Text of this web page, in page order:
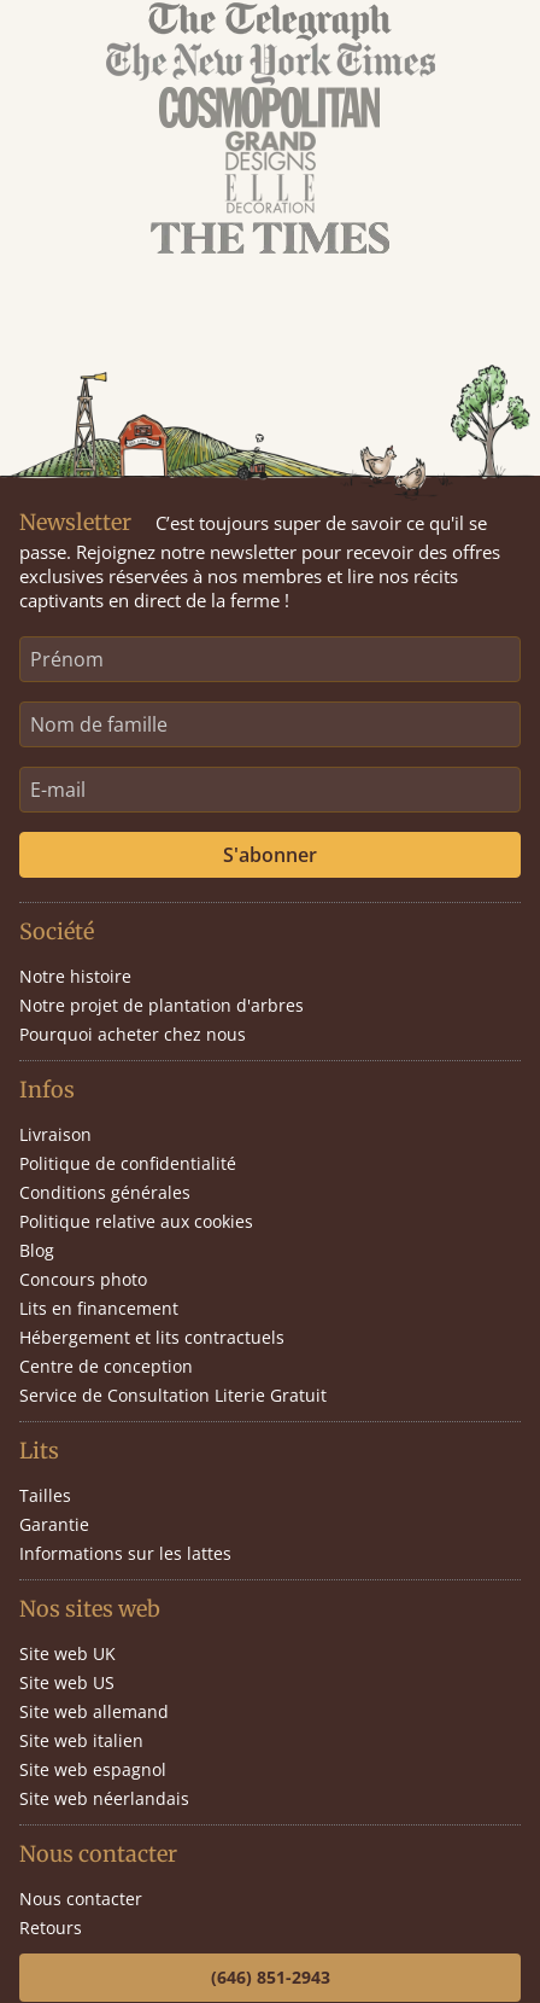
Newsletter
C’est toujours super de savoir ce qu'il se
passe. Rejoignez notre newsletter pour recevoir des offres
exclusives réservées à nos membres et lire nos récits
captivants en direct de la ferme !
S'abonner
Société
Notre histoire
Notre projet de plantation d'arbres
Pourquoi acheter chez nous
Infos
Livraison
Politique de confidentialité
Conditions générales
Politique relative aux cookies
Blog
Concours photo
Lits en financement
Hébergement et lits contractuels
Centre de conception
Service de Consultation Literie Gratuit
Lits
Tailles
Garantie
Informations sur les lattes
Nos sites web
Site web UK
Site web US
Site web allemand
Site web italien
Site web espagnol
Site web néerlandais
Nous contacter
Nous contacter
Retours
(646) 851-2943